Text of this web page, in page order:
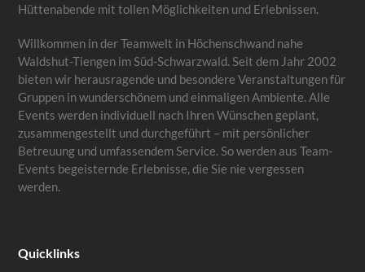
Hüttenabende mit tollen Möglichkeiten und Erlebnissen.
Willkommen in der Teamwelt in Höchenschwand nahe
Waldshut-Tiengen im Süd-Schwarzwald. Seit dem Jahr 2002
bieten wir herausragende und besondere Veranstaltungen für
Gruppen in wunderschönem und einmaligen Ambiente. Alle
Events werden individuell nach Ihren Wünschen geplant,
zusammengestellt und durchgeführt – mit persönlicher
Betreuung und umfassendem Service. So werden aus Team-
Events begeisternde Erlebnisse, die Sie nie vergessen
werden.
Quicklinks